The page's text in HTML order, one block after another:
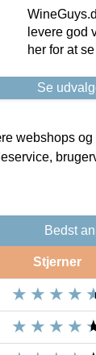
levere god
her for at
Se
webshops
Bedst
Stjerner